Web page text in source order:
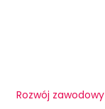
Rozwój zawodowy